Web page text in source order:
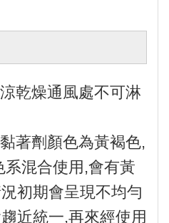
乾燥通風處不可淋
著劑顏色為黃褐色,
混合使用,會有黃
初期會呈現不均勻
近統一,再來經使用